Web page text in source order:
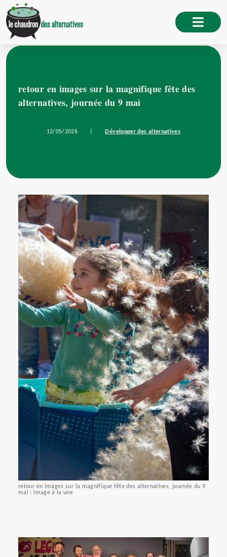
retour en images sur la magnifique fête des
alternatives, journée du 9 mai
12/05/2026 Développer des alternatives
retour en images sur la magnifique fête des alternatives, journée du 9
mai : Image à la une